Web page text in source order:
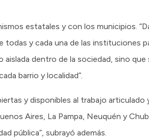
estatales y con los municipios.
y cada una de las instituciones
dentro de la sociedad, sino que
barrio y localidad”.
y disponibles al trabajo articulado
Aires, La Pampa, Neuquén y
pública”, subrayó además.